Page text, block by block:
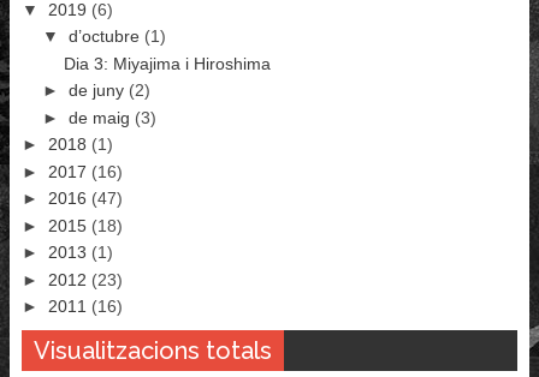
▼ 2019 (6)
▼ d’octubre (1)
Dia 3: Miyajima i Hiroshima
► de juny (2)
► de maig (3)
► 2018 (1)
► 2017 (16)
► 2016 (47)
► 2015 (18)
► 2013 (1)
► 2012 (23)
► 2011 (16)
Visualitzacions totals